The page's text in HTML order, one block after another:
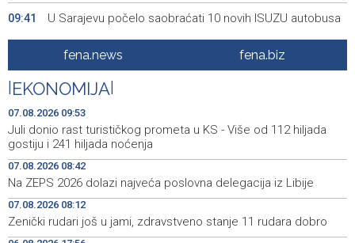
09:41 U Sarajevu počelo saobraćati 10 novih ISUZU autobusa
Crnogorska vlada pokazala je da poštuje Hrvatsku
09:31
Bećirović na svečanosti povodom Dana grada
Cazina:Slobodarski narod Krajine nikad i niko nije slomio
09:27
'Gastro Livno 2026.' okupit će domaće ugostitelje i
proizvođače
09:25
Crishock posjetio IDDEEA-u: Zajednička opredijeljenost
za nastavak saradnje
09:25
Kajganić i ambasador Irske o vladavini prava i
evropskom putu BiH
fena.news fena.biz
EKONOMIJA
07.08.2026 09:53
Juli donio rast turističkog prometa u KS - Više od 112 hiljada
gostiju i 241 hiljada noćenja
07.08.2026 08:42
Na ZEPS 2026 dolazi najveća poslovna delegacija iz Libije
07.08.2026 08:12
Zenički rudari još u jami, zdravstveno stanje 11 rudara dobro